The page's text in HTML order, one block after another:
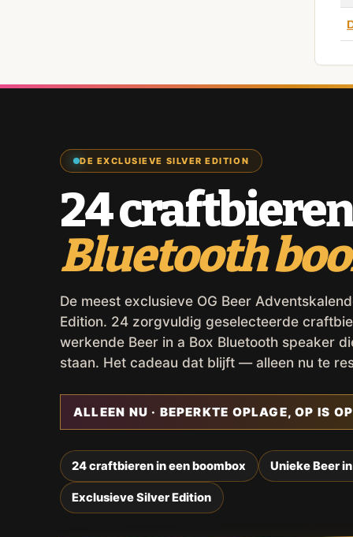
DE EXCLUSIEVE SILVER EDITION
24
Bluetooth
De meest exclusieve OG Beer
Edition. 24 zorgvuldig geselecteerde
werkende Beer in a Box Bluetooth speaker
staan. Het cadeau dat blijft — alleen nu te
ALLEEN NU · BEPERKTE OPLAGE, OP IS OP
24 craftbieren in een boombox Unieke Beer
Exclusieve Silver Edition